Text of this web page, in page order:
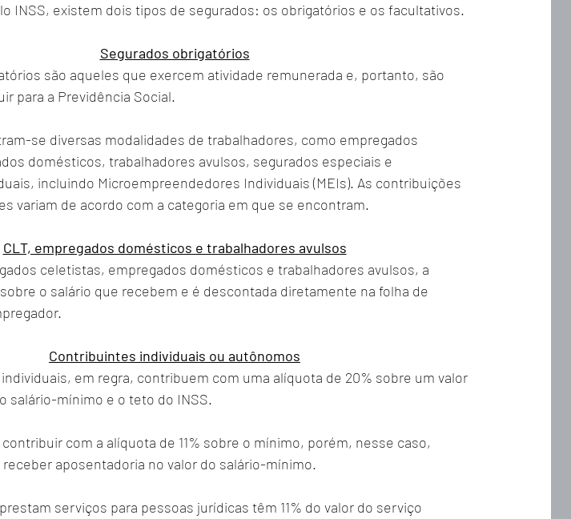
INSS, existem dois tipos de segurados: os obrigatórios e os facultativos.
Segurados obrigatórios
são aqueles que exercem atividade remunerada e, portanto, são
para a Previdência Social.
se diversas modalidades de trabalhadores, como empregados
domésticos, trabalhadores avulsos, segurados especiais e
incluindo Microempreendedores Individuais (MEIs). As contribuições
variam de acordo com a categoria em que se encontram.
CLT, empregados domésticos e trabalhadores avulsos
celetistas, empregados domésticos e trabalhadores avulsos, a
o salário que recebem e é descontada diretamente na folha de
Contribuintes individuais ou autônomos
em regra, contribuem com uma alíquota de 20% sobre um valor
salário-mínimo e o teto do INSS.
com a alíquota de 11% sobre o mínimo, porém, nesse caso,
aposentadoria no valor do salário-mínimo.
serviços para pessoas jurídicas têm 11% do valor do serviço